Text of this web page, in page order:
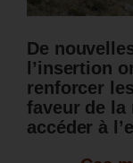
De
l’insertion
renforcer
faveur de
accéder à